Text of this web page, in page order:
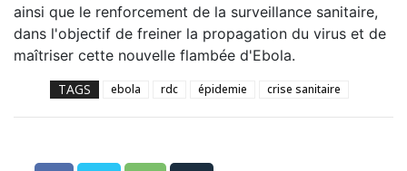
ainsi que le renforcement de la surveillance sanitaire,
dans l'objectif de freiner la propagation du virus et de
maîtriser cette nouvelle flambée d'Ebola.
TAGS ebola rdc épidemie crise sanitaire